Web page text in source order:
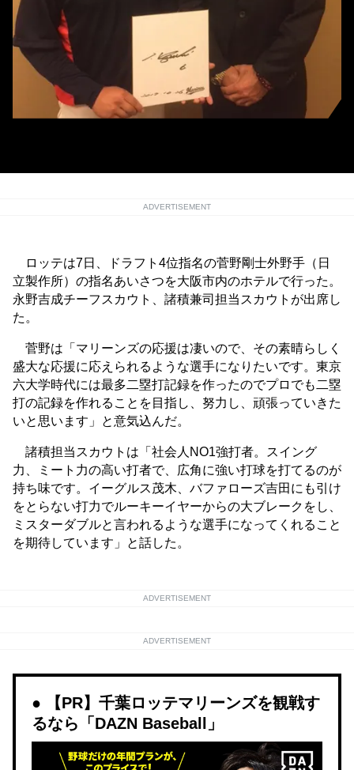
ADVERTISEMENT
ロッテは7日、ドラフト4位指名の菅野剛士外野手（日
立製作所）の指名あいさつを大阪市内のホテルで行った。
永野吉成チーフスカウト、諸積兼司担当スカウトが出席し
た。
菅野は「マリーンズの応援は凄いので、その素晴らしく
盛大な応援に応えられるような選手になりたいです。東京
六大学時代には最多二塁打記録を作ったのでプロでも二塁
打の記録を作れることを目指し、努力し、頑張っていきた
いと思います」と意気込んだ。
諸積担当スカウトは「社会人NO1強打者。スイング
力、ミート力の高い打者で、広角に強い打球を打てるのが
持ち味です。イーグルス茂木、バファローズ吉田にも引け
をとらない打力でルーキーイヤーからの大ブレークをし、
ミスターダブルと言われるような選手になってくれること
を期待しています」と話した。
ADVERTISEMENT
ADVERTISEMENT
【PR】千葉ロッテマリーンズを観戦す
るなら「DAZN Baseball」